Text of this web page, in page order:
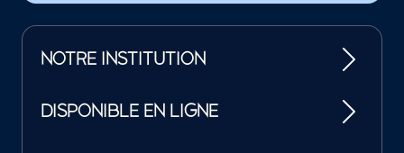
NOTRE INSTITUTION
DISPONIBLE EN LIGNE